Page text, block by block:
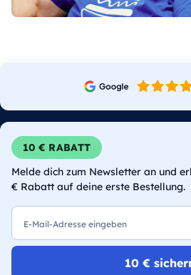
10 € RABATT
Melde dich zum Newsletter an und
€ Rabatt auf deine erste Bestellung.
10 €